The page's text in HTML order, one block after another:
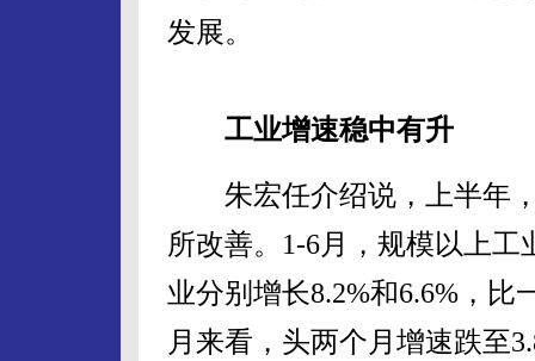
发展。
工业增速稳中有升
朱宏任介绍说，上半年，
所改善。1-6月，规模以上
业分别增长8.2%和6.6%，比
月来看，头两个月增速跌至